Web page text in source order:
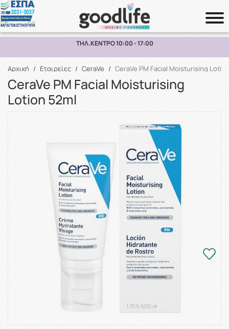
Αναζήτηση
ΠΑΡΑΛΑΒΗ ΑΠΟ ΤΟ ΚΑΤΑΣΤΗΜΑ ΑΝΩ ΤΩΝ 10€
Αρχική / Εταιρείες / CeraVe / CeraVe PM Facial Moisturising
CeraVe PM Facial Moisturising
Lotion 52ml